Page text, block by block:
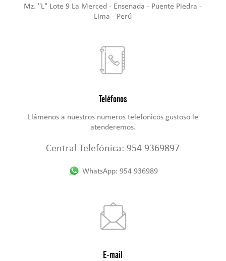
Mz. "L" Lote 9 La Merced - Ensenada - Puente Piedra -
Lima - Perú
Teléfonos
Llámenos a nuestros numeros telefonicos gustoso le
atenderemos.
Central Telefónica: 954 9369897
WhatsApp: 954 936989
E-mail